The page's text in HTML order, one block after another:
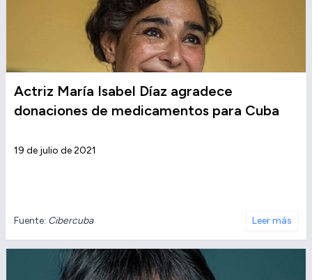
Actriz María Isabel Díaz agradece
donaciones de medicamentos para Cuba
19 de julio de 2021
Fuente: Cibercuba Leer más